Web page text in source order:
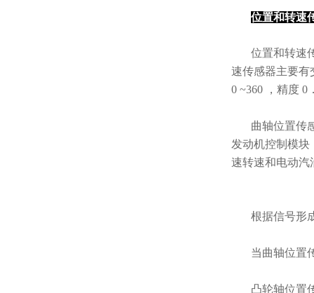
位置和转速
位置和转速
速传感器主要有
0 ~360 ，精度 0
曲轴位置传
发动机控制模块
速转速和电动汽
根据信号形
当曲轴位置
凸轮轴位置